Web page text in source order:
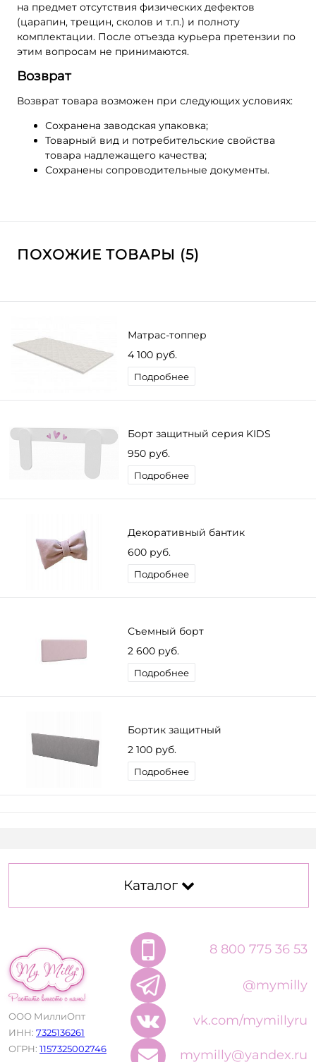
на предмет отсутствия физических дефектов
(царапин, трещин, сколов и т.п.) и полноту
комплектации. После отъезда курьера претензии по
этим вопросам не принимаются.
Возврат
Возврат товара возможен при следующих условиях:
Сохранена заводская упаковка;
Товарный вид и потребительские свойства
товара надлежащего качества;
Сохранены сопроводительные документы.
ПОХОЖИЕ ТОВАРЫ (5)
Матрас-топпер
4 100 руб.
Подробнее
Борт защитный серия KIDS
950 руб.
Подробнее
Декоративный бантик
600 руб.
Подробнее
Съемный борт
2 600 руб.
Подробнее
Бортик защитный
2 100 руб.
Подробнее
Каталог
ООО МиллиОпт
ИНН: 7325136261
ОГРН: 1157325002746
8 800 775 36 53
@mymilly
vk.com/mymillyru
mymilly@yandex.ru